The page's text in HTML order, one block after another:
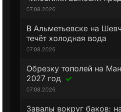
07.08.2026
В Альметьевске на
течёт холодная вода
07.08.2026
Обрезку тополей на
2027 год
07.08.2026
Завалы вокруг баков: